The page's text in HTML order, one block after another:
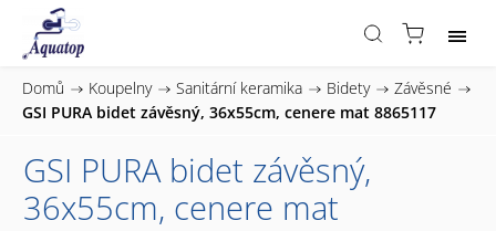
Domů / Koupelny / Sanitární keramika / Bidety / Závěsné /
GSI PURA bidet závěsný, 36x55cm, cenere mat 8865117
GSI PURA bidet závěsný,
36x55cm, cenere mat